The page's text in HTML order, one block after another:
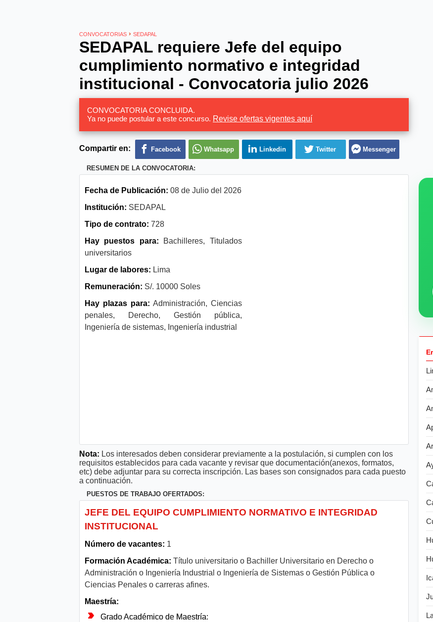
CONVOCATORIAS › SEDAPAL
SEDAPAL requiere Jefe del equipo
cumplimiento normativo e integridad
institucional - Convocatoria julio 2026
CONVOCATORIA CONCLUIDA.
Ya no puede postular a este concurso. Revise ofertas vigentes aquí
Compartir en: Facebook Whatsapp Linkedin Twitter Messenger
RESUMEN DE LA CONVOCATORIA:
Fecha de Publicación: 08 de Julio del 2026
Institución: SEDAPAL
Tipo de contrato: 728
Hay puestos para:
Bachilleres, Titulados
universitarios
Lugar de labores: Lima
Remuneración: S/. 10000 Soles
Hay plazas para: Administración, Ciencias
penales, Derecho, Gestión pública,
Ingeniería de sistemas, Ingeniería industrial
Nota: Los interesados deben considerar previamente a la postulación, si cumplen con los
requisitos establecidos para cada vacante y revisar que documentación(anexos, formatos,
etc) debe adjuntar para su correcta inscripción. Las bases son consignados para cada puesto
a continuación.
PUESTOS DE TRABAJO OFERTADOS:
JEFE DEL EQUIPO CUMPLIMIENTO NORMATIVO E INTEGRIDAD
INSTITUCIONAL
Número de vacantes: 1
Formación Académica: Título universitario o Bachiller Universitario en Derecho o
Administración o Ingeniería Industrial o Ingeniería de Sistemas o Gestión Pública o
Ciencias Penales o carreras afines.
Maestría:
Grado Académico de Maestría: